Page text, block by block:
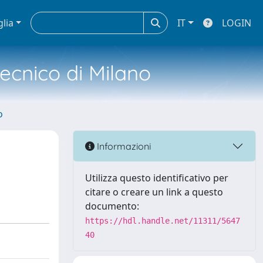
IT LOGIN
di Milano
Informazioni
Utilizza questo identificativo per
citare o creare un link a questo
documento:
https://hdl.handle.net/11311/5647
40